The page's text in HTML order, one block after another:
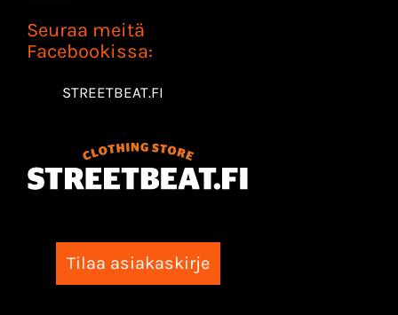
Seuraa meitä
Facebookissa:
STREETBEAT.FI